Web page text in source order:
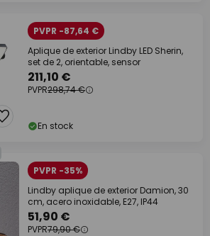
PVPR -87,64 €
Aplique de exterior Lindby LED Sherin,
set de 2, orientable, sensor
211,10 €
PVPR298,74 €
En stock
PVPR -35%
Lindby aplique de exterior Damion, 30
cm, acero inoxidable, E27, IP44
51,90 €
PVPR79,90 €